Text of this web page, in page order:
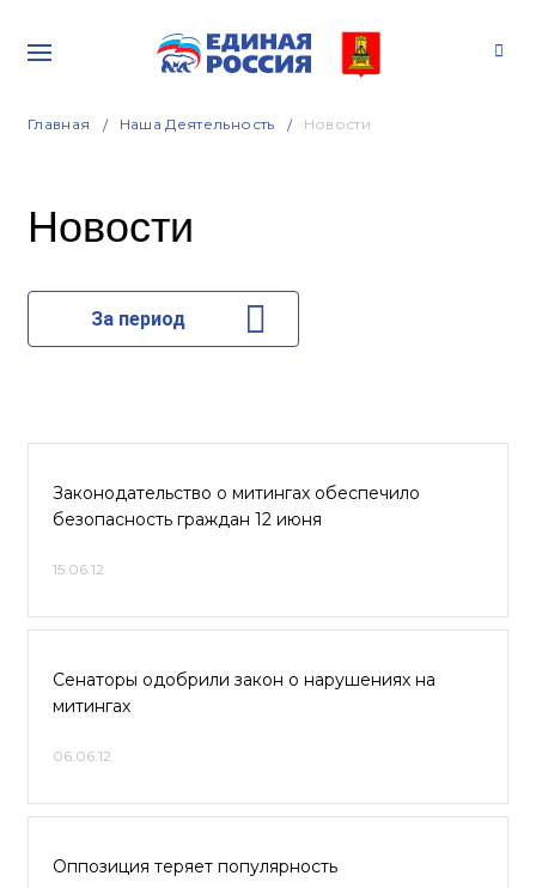
Главная Наша Деятельность Новости
Новости
За период
Законодательство о митингах обеспечило
безопасность граждан 12 июня
15.06.12
Сенаторы одобрили закон о нарушениях на
митингах
06.06.12
Оппозиция теряет популярность